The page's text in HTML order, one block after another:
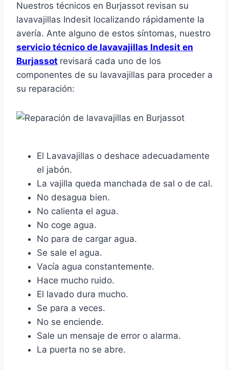
Nuestros técnicos en Burjassot revisan su
lavavajillas Indesit localizando rápidamente la
avería. Ante alguno de estos síntomas, nuestro
servicio técnico de lavavajillas Indesit en
Burjassot revisará cada uno de los
componentes de su lavavajillas para proceder a
su reparación:
El Lavavajillas o deshace adecuadamente
el jabón.
La vajilla queda manchada de sal o de cal.
No desagua bien.
No calienta el agua.
No coge agua.
No para de cargar agua.
Se sale el agua.
Vacía agua constantemente.
Hace mucho ruido.
El lavado dura mucho.
Se para a veces.
No se enciende.
Sale un mensaje de error o alarma.
La puerta no se abre.